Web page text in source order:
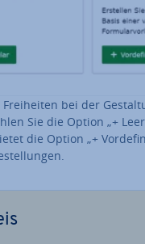
Frei­hei­ten bei der
Sie die Option „+
die Option „+